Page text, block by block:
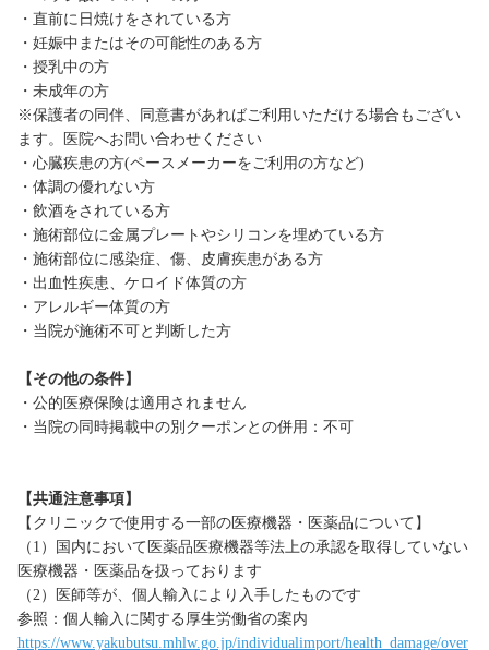
・直前に日焼けをされている方
・妊娠中またはその可能性のある方
・授乳中の方
・未成年の方
※保護者の同伴、同意書があればご利用いただける場合もござい
ます。医院へお問い合わせください
・心臓疾患の方(ペースメーカーをご利用の方など)
・体調の優れない方
・飲酒をされている方
・施術部位に金属プレートやシリコンを埋めている方
・施術部位に感染症、傷、皮膚疾患がある方
・出血性疾患、ケロイド体質の方
・アレルギー体質の方
・当院が施術不可と判断した方
【その他の条件】
・公的医療保険は適用されません
・当院の同時掲載中の別クーポンとの併用：不可
【共通注意事項】
【クリニックで使用する一部の医療機器・医薬品について】
（1）国内において医薬品医療機器等法上の承認を取得していない
医療機器・医薬品を扱っております
（2）医師等が、個人輸入により入手したものです
参照：個人輸入に関する厚生労働省の案内
https://www.yakubutsu.mhlw.go.jp/individualimport/health_damage/over